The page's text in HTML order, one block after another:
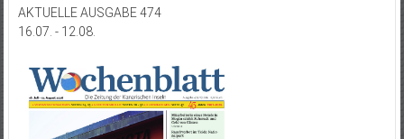
AKTUELLE AUSGABE 474
16.07. - 12.08.